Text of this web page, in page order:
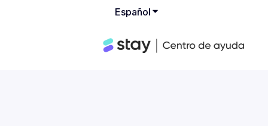
Español Traducciones de Mostrar